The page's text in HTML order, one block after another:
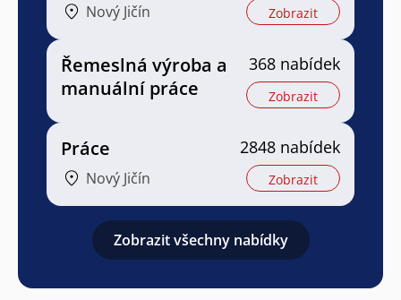
Nový Jičín Zobrazit
Řemeslná výroba a
manuální práce
368 nabídek
Zobrazit
Práce
Nový Jičín
2848 nabídek
Zobrazit
Zobrazit všechny nabídky